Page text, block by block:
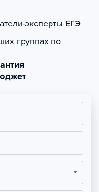
эксперты ЕГЭ
группах по